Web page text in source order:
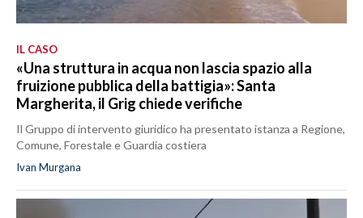
IL CASO
«Una struttura in acqua non lascia spazio alla
fruizione pubblica della battigia»: Santa
Margherita, il Grig chiede verifiche
Il Gruppo di intervento giuridico ha presentato istanza a Regione,
Comune, Forestale e Guardia costiera
Ivan Murgana